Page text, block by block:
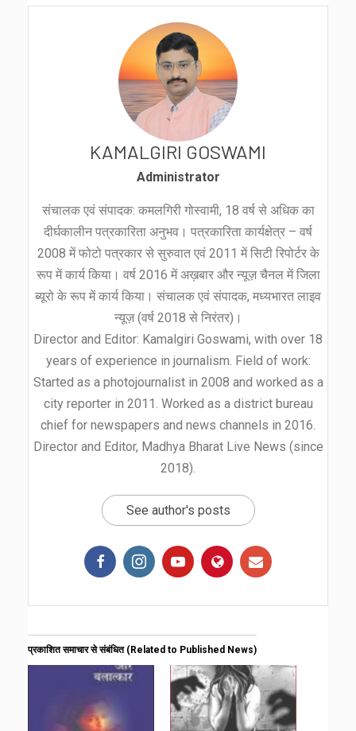
KAMALGIRI GOSWAMI
Administrator
संचालक एवं संपादक: कमलगिरी गोस्वामी, 18 वर्ष से अधिक का
दीर्घकालीन पत्रकारिता अनुभव। पत्रकारिता कार्यक्षेत्र – वर्ष
2008 में फोटो पत्रकार से सुरुवात एवं 2011 में सिटी रिपोर्टर के
रूप में कार्य किया। वर्ष 2016 में अख़बार और न्यूज़ चैनल में जिला
ब्यूरो के रूप में कार्य किया। संचालक एवं संपादक, मध्यभारत लाइव
न्यूज़ (वर्ष 2018 से निरंतर)।
Director and Editor: Kamalgiri Goswami, with over 18
years of experience in journalism. Field of work:
Started as a photojournalist in 2008 and worked as a
city reporter in 2011. Worked as a district bureau
chief for newspapers and news channels in 2016.
Director and Editor, Madhya Bharat Live News (since
2018).
See author's posts
प्रकाशित समाचार से संबंधित (Related to Published News)